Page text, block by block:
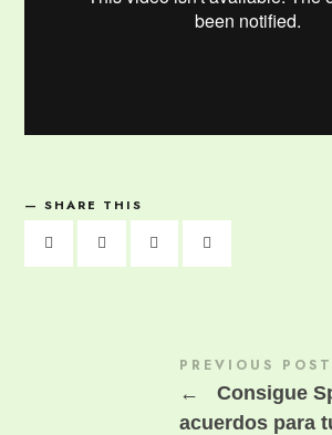
SHARE THIS
PREVIOUS POST
←
Consigue
acuerdos para